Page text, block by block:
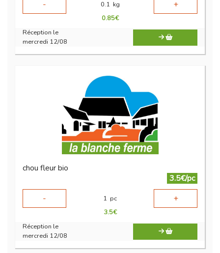
-
0.1 kg +
0.85€
Réception le
mercredi 12/08
chou fleur bio
3.5€/pc
-
1 pc +
3.5€
Réception le
mercredi 12/08